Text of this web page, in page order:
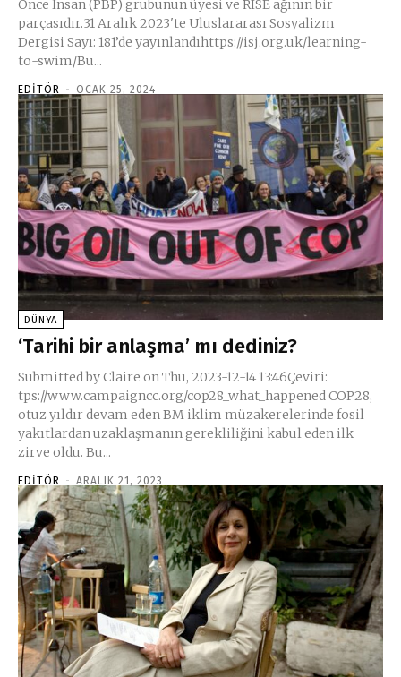
Önce İnsan (PBP) grubunun üyesi ve RISE ağının bir
parçasıdır.31 Aralık 2023'te Uluslararası Sosyalizm
Dergisi Sayı: 181’de yayınlandıhttps://isj.org.uk/learning-
to-swim/Bu...
EDITÖR - OCAK 25, 2024
DÜNYA
‘Tarihi bir anlaşma’ mı dediniz?
Submitted by Claire on Thu, 2023-12-14 13:46Çeviri:
tps://www.campaigncc.org/cop28_what_happened COP28,
otuz yıldır devam eden BM iklim müzakerelerinde fosil
yakıtlardan uzaklaşmanın gerekliliğini kabul eden ilk
zirve oldu. Bu...
EDITÖR - ARALIK 21, 2023